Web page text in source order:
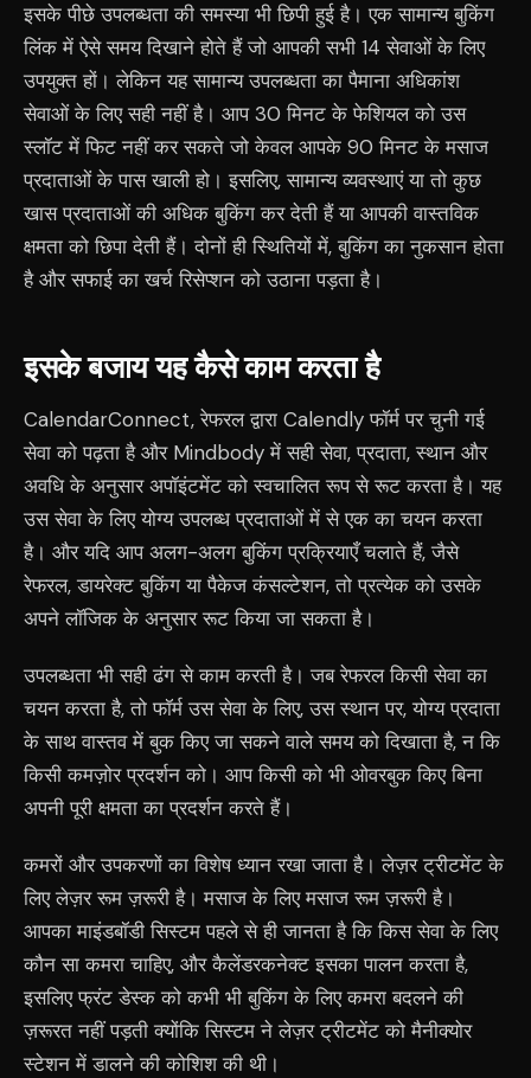
इसके पीछे उपलब्धता की समस्या भी छिपी हुई है। एक सामान्य बुकिंग
लिंक में ऐसे समय दिखाने होते हैं जो आपकी सभी 14 सेवाओं के लिए
उपयुक्त हों। लेकिन यह सामान्य उपलब्धता का पैमाना अधिकांश
सेवाओं के लिए सही नहीं है। आप 30 मिनट के फेशियल को उस
स्लॉट में फिट नहीं कर सकते जो केवल आपके 90 मिनट के मसाज
प्रदाताओं के पास खाली हो। इसलिए, सामान्य व्यवस्थाएं या तो कुछ
खास प्रदाताओं की अधिक बुकिंग कर देती हैं या आपकी वास्तविक
क्षमता को छिपा देती हैं। दोनों ही स्थितियों में, बुकिंग का नुकसान होता
है और सफाई का खर्च रिसेप्शन को उठाना पड़ता है।
इसके बजाय यह कैसे काम करता है
CalendarConnect, रेफरल द्वारा Calendly फॉर्म पर चुनी गई
सेवा को पढ़ता है और Mindbody में सही सेवा, प्रदाता, स्थान और
अवधि के अनुसार अपॉइंटमेंट को स्वचालित रूप से रूट करता है। यह
उस सेवा के लिए योग्य उपलब्ध प्रदाताओं में से एक का चयन करता
है। और यदि आप अलग-अलग बुकिंग प्रक्रियाएँ चलाते हैं, जैसे
रेफरल, डायरेक्ट बुकिंग या पैकेज कंसल्टेशन, तो प्रत्येक को उसके
अपने लॉजिक के अनुसार रूट किया जा सकता है।
उपलब्धता भी सही ढंग से काम करती है। जब रेफरल किसी सेवा का
चयन करता है, तो फॉर्म उस सेवा के लिए, उस स्थान पर, योग्य प्रदाता
के साथ वास्तव में बुक किए जा सकने वाले समय को दिखाता है, न कि
किसी कमज़ोर प्रदर्शन को। आप किसी को भी ओवरबुक किए बिना
अपनी पूरी क्षमता का प्रदर्शन करते हैं।
कमरों और उपकरणों का विशेष ध्यान रखा जाता है। लेज़र ट्रीटमेंट के
लिए लेज़र रूम ज़रूरी है। मसाज के लिए मसाज रूम ज़रूरी है।
आपका माइंडबॉडी सिस्टम पहले से ही जानता है कि किस सेवा के लिए
कौन सा कमरा चाहिए, और कैलेंडरकनेक्ट इसका पालन करता है,
इसलिए फ्रंट डेस्क को कभी भी बुकिंग के लिए कमरा बदलने की
ज़रूरत नहीं पड़ती क्योंकि सिस्टम ने लेज़र ट्रीटमेंट को मैनीक्योर
स्टेशन में डालने की कोशिश की थी।